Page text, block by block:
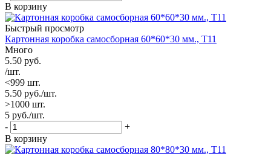
В корзину
Быстрый просмотр
Картонная коробка самосборная 60*60*30 мм., Т11
Много
5.50 руб.
/шт.
<999 шт.
5.50 руб./шт.
>1000 шт.
5 руб./шт.
-
+
В корзину